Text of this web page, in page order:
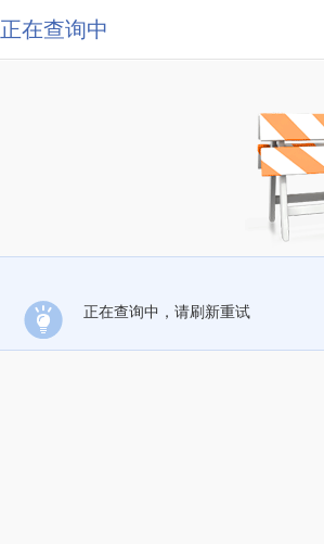
正在查询中
正在查询中，请刷新重试